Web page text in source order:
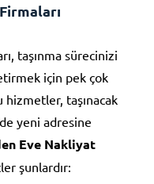
taşınma sürecinizi
için pek çok
hizmetler, taşınacak
yeni adresine
Eve Nakliyat
şunlardır: